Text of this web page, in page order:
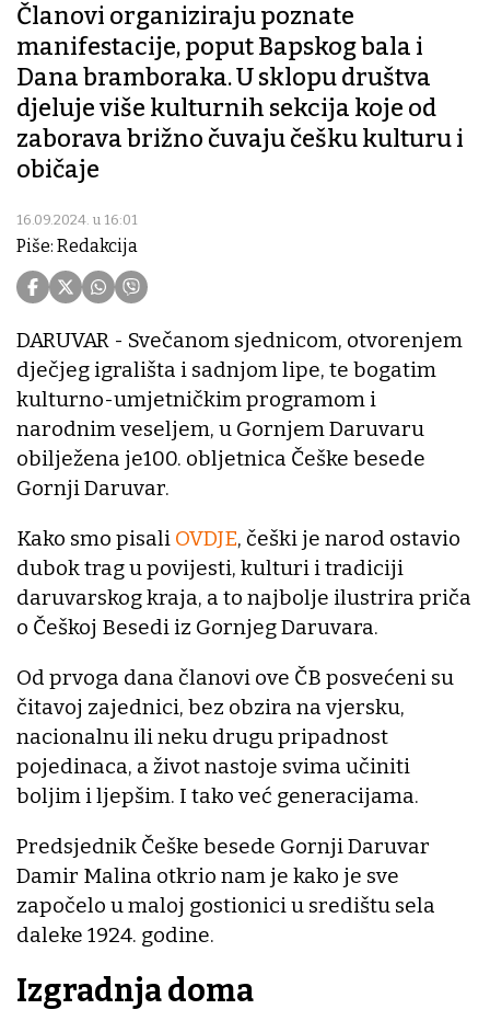
Članovi organiziraju poznate
manifestacije, poput Bapskog bala i
Dana bramboraka. U sklopu društva
djeluje više kulturnih sekcija koje od
zaborava brižno čuvaju češku kulturu i
običaje
16.09.2024. u 16:01
Piše: Redakcija
DARUVAR - Svečanom sjednicom, otvorenjem
dječjeg igrališta i sadnjom lipe, te bogatim
kulturno-umjetničkim programom i
narodnim veseljem, u Gornjem Daruvaru
obilježena je100. obljetnica Češke besede
Gornji Daruvar.
Kako smo pisali OVDJE, češki je narod ostavio
dubok trag u povijesti, kulturi i tradiciji
daruvarskog kraja, a to najbolje ilustrira priča
o Češkoj Besedi iz Gornjeg Daruvara.
Od prvoga dana članovi ove ČB posvećeni su
čitavoj zajednici, bez obzira na vjersku,
nacionalnu ili neku drugu pripadnost
pojedinaca, a život nastoje svima učiniti
boljim i ljepšim. I tako već generacijama.
Predsjednik Češke besede Gornji Daruvar
Damir Malina otkrio nam je kako je sve
započelo u maloj gostionici u središtu sela
daleke 1924. godine.
Izgradnja doma